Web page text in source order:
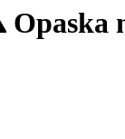
Opaska